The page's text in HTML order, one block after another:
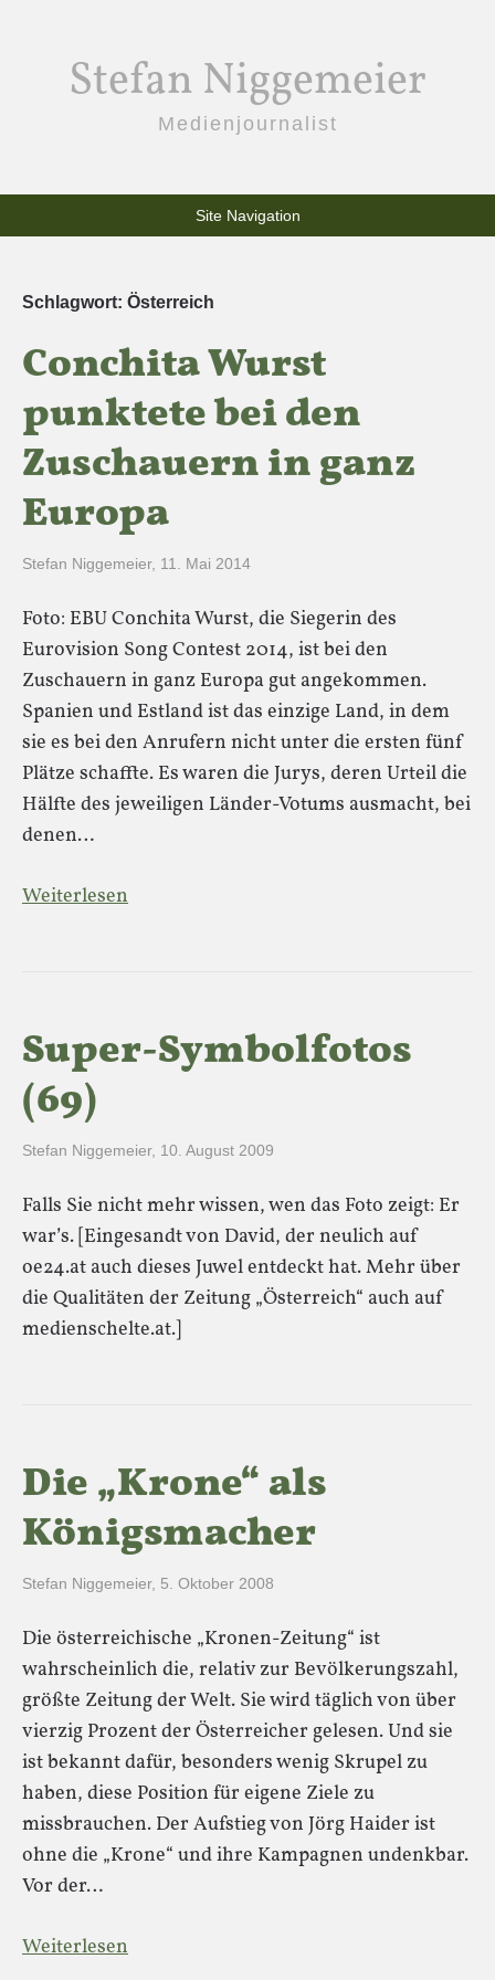
Stefan Niggemeier
Medienjournalist
Site Navigation
Schlagwort: Österreich
Conchita Wurst
punktete bei den
Zuschauern in ganz
Europa
Stefan Niggemeier, 11. Mai 2014
Foto: EBU Conchita Wurst, die Siegerin des
Eurovision Song Contest 2014, ist bei den
Zuschauern in ganz Europa gut angekommen.
Spanien und Estland ist das einzige Land, in dem
sie es bei den Anrufern nicht unter die ersten fünf
Plätze schaffte. Es waren die Jurys, deren Urteil die
Hälfte des jeweiligen Länder-Votums ausmacht, bei
denen…
Weiterlesen
Super-Symbolfotos
(69)
Stefan Niggemeier, 10. August 2009
Falls Sie nicht mehr wissen, wen das Foto zeigt: Er
war’s. [Eingesandt von David, der neulich auf
oe24.at auch dieses Juwel entdeckt hat. Mehr über
die Qualitäten der Zeitung „Österreich“ auch auf
medienschelte.at.]
Die „Krone“ als
Königsmacher
Stefan Niggemeier, 5. Oktober 2008
Die österreichische „Kronen-Zeitung“ ist
wahrscheinlich die, relativ zur Bevölkerungszahl,
größte Zeitung der Welt. Sie wird täglich von über
vierzig Prozent der Österreicher gelesen. Und sie
ist bekannt dafür, besonders wenig Skrupel zu
haben, diese Position für eigene Ziele zu
missbrauchen. Der Aufstieg von Jörg Haider ist
ohne die „Krone“ und ihre Kampagnen undenkbar.
Vor der…
Weiterlesen